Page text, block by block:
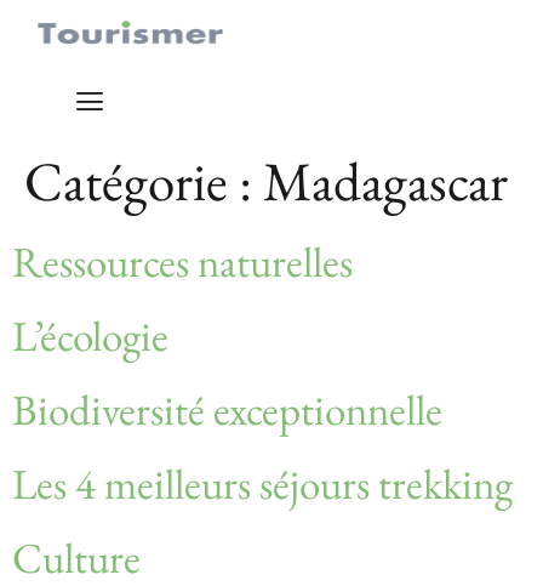
Catégorie : Madagascar
Ressources naturelles
L’écologie
Biodiversité exceptionnelle
Les 4 meilleurs séjours trekking
Culture